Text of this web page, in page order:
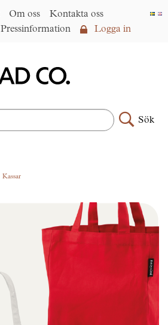
Om oss
Kontakta oss
Pressinformation Logga in
Sök
Kassar
Om oss
Under samma paraply
AD CO. trading
Vår hållbarhetsresa
Skräddarsy kassar
Outlet ►
Pressinformation